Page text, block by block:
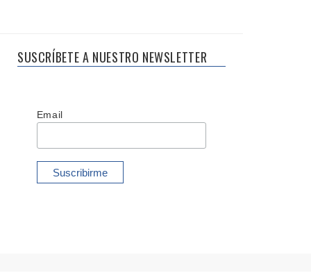
SUSCRÍBETE A NUESTRO NEWSLETTER
Email